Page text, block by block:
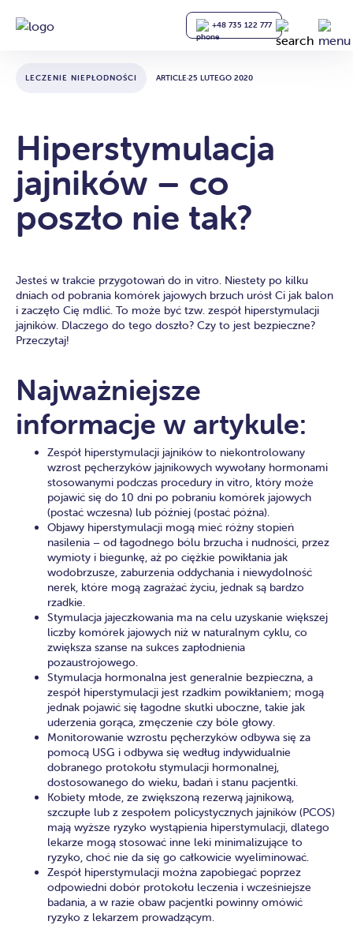
+48 735 122 777
LECZENIE NIEPŁODNOŚCI ARTICLE·25 LUTEGO 2020
Hiperstymulacja
jajników – co
poszło nie tak?
Jesteś w trakcie przygotowań do in vitro. Niestety po kilku
dniach od pobrania komórek jajowych brzuch urósł Ci jak balon
i zaczęło Cię mdlić. To może być tzw. zespół hiperstymulacji
jajników. Dlaczego do tego doszło? Czy to jest bezpieczne?
Przeczytaj!
Najważniejsze
informacje w artykule:
Zespół hiperstymulacji jajników to niekontrolowany
wzrost pęcherzyków jajnikowych wywołany hormonami
stosowanymi podczas procedury in vitro, który może
pojawić się do 10 dni po pobraniu komórek jajowych
(postać wczesna) lub później (postać późna).
Objawy hiperstymulacji mogą mieć różny stopień
nasilenia – od łagodnego bólu brzucha i nudności, przez
wymioty i biegunkę, aż po ciężkie powikłania jak
wodobrzusze, zaburzenia oddychania i niewydolność
nerek, które mogą zagrażać życiu, jednak są bardzo
rzadkie.
Stymulacja jajeczkowania ma na celu uzyskanie większej
liczby komórek jajowych niż w naturalnym cyklu, co
zwiększa szanse na sukces zapłodnienia
pozaustrojowego.
Stymulacja hormonalna jest generalnie bezpieczna, a
zespół hiperstymulacji jest rzadkim powikłaniem; mogą
jednak pojawić się łagodne skutki uboczne, takie jak
uderzenia gorąca, zmęczenie czy bóle głowy.
Monitorowanie wzrostu pęcherzyków odbywa się za
pomocą USG i odbywa się według indywidualnie
dobranego protokołu stymulacji hormonalnej,
dostosowanego do wieku, badań i stanu pacjentki.
Kobiety młode, ze zwiększoną rezerwą jajnikową,
szczupłe lub z zespołem policystycznych jajników (PCOS)
mają wyższe ryzyko wystąpienia hiperstymulacji, dlatego
lekarze mogą stosować inne leki minimalizujące to
ryzyko, choć nie da się go całkowicie wyeliminować.
Zespół hiperstymulacji można zapobiegać poprzez
odpowiedni dobór protokołu leczenia i wcześniejsze
badania, a w razie obaw pacjentki powinny omówić
ryzyko z lekarzem prowadzącym.